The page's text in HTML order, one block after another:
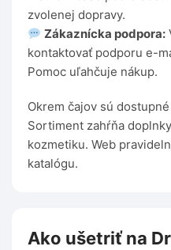
zvolenej dopravy.
Zákaznícka podpora:
kontaktovať podporu e-
Pomoc uľahčuje nákup.
Okrem čajov sú
Sortiment zahŕňa
kozmetiku. Web
katalógu.
Ako ušetriť na